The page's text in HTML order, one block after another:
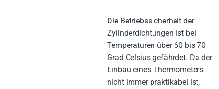
Die Betriebssicherheit der
Zylinderdichtungen ist bei
Temperaturen über 60 bis 70
Grad Celsius gefährdet. Da der
Einbau eines Thermometers
nicht immer praktikabel ist,